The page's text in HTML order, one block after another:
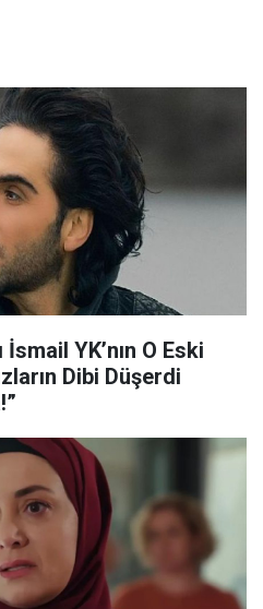
YK’nın O Eski
Dibi Düşerdi